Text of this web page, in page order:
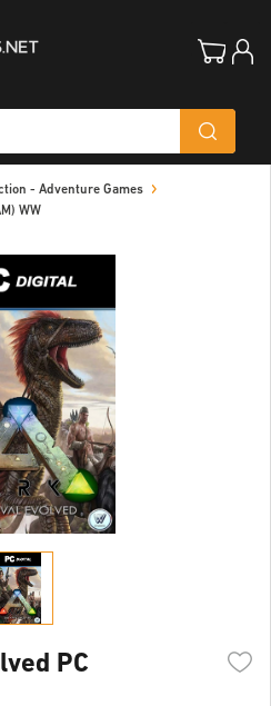
- Adventure Games
WW
PC